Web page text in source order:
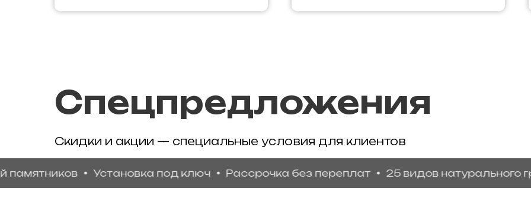
Спецпредложения
Скидки и акции — специальные условия для клиентов
Установка под ключ Рассрочка без переплат 25 видов натурального гранита